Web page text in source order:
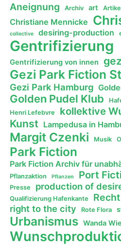
Aneignung Archiv art
Christiane Mennicke
collective desiring-production
Gentrifizierung
Gentrifizierung von innen
Gezi Park Fiction
Gezi Park Hamburg
Golden Pudel Klub
Henri Lefebvre kollektive
Kunst Lampedusa in
Margit Czenki Musik
Park Fiction
Park Fiction Archiv für
Pflanzaktion Pflanzen Port
Presse production of
Qualifizierung Hafenkante
right to the city Rote Flora
Urbanismus Wanda